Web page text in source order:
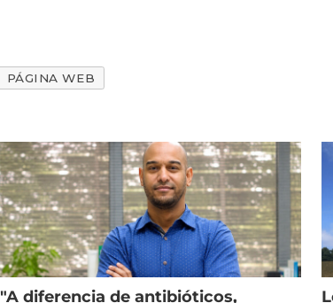
PÁGINA WEB
"A diferencia de antibióticos,